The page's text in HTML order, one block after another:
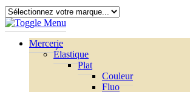
Mercerie
Élastique
Plat
Couleur
Fluo